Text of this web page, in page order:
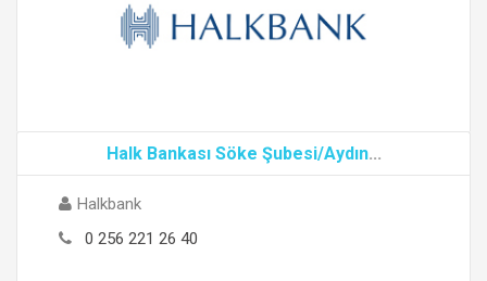
Halk Bankası Söke Şubesi/Aydın...
Halkbank
0 256 221 26 40